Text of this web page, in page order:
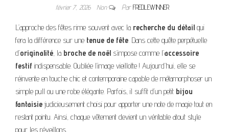
février 7, 2026 Non ParFREDLEWINNER
L’approche des fêtes rime souvent avec la recherche du détail qui
fera la différence sur une tenue de fête. Dans cette quête perpétuelle
d’originalité, la broche de noël s’impose comme l’accessoire
festif indispensable. Oubliée l’image vieillotte ! Aujourd’hui, elle se
réinvente en touche chic et contemporaine capable de métamorphoser un
simple pull ou une robe élégante. Parfois, il suffit d’un petit bijou
fantaisie judicieusement choisi pour apporter une note de magie tout en
restant pointu. Ainsi, chaque vêtement devient un véritable atout style
pour les réveillons.